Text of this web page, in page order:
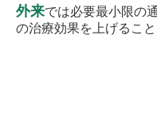
外来では必要最小限の
の治療効果を上げること